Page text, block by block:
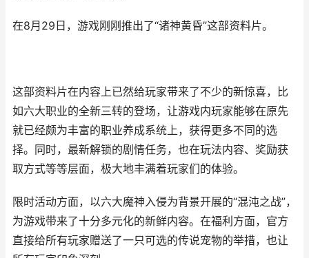
在8月29日，游戏刚刚推出了“诸神黄昏”这部资料片。
这部资料片在内容上已然给玩家带来了不少的新惊喜，比
如六大职业的全新三转的登场，让游戏内玩家能够在原先
就已经颇为丰富的职业养成系统上，获得更多不同的选
择。同时，最新解锁的剧情任务，也在玩法内容、奖励获
取方式等等层面，极大地丰满着玩家们的体验。
限时活动方面，以六大魔神入侵为背景开展的“混沌之战”，
为游戏带来了十分多元化的新鲜内容。在福利方面，官方
直接给所有玩家赠送了一只可选的传说宠物的举措，也让